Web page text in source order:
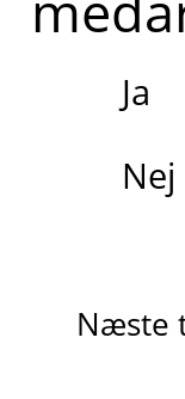
Ja
Nej
Næste